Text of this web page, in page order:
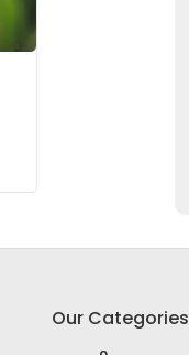
Our Categories